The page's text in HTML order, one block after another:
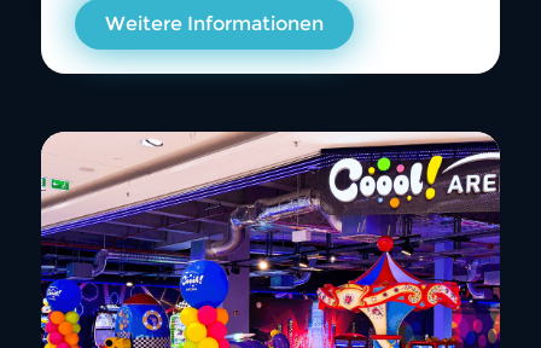
Weitere Informationen